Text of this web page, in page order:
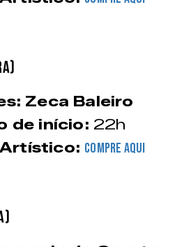
Zeca Baleiro
de início: 22h
COMPRE AQUI